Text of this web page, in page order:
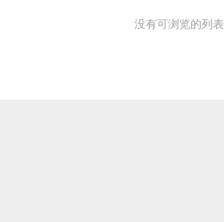
没有可浏览的列表